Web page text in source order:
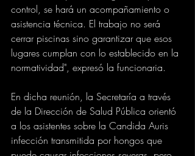
control, se hará un acompañamiento o
asistencia técnica. El trabajo no será
cerrar piscinas sino garantizar que esos
lugares cumplan con lo establecido en la
normatividad", expresó la funcionaria.
En dicha reunión, la Secretaría a través
de la Dirección de Salud Pública orientó
a los asistentes sobre la Candida Auris
infección transmitida por hongos que